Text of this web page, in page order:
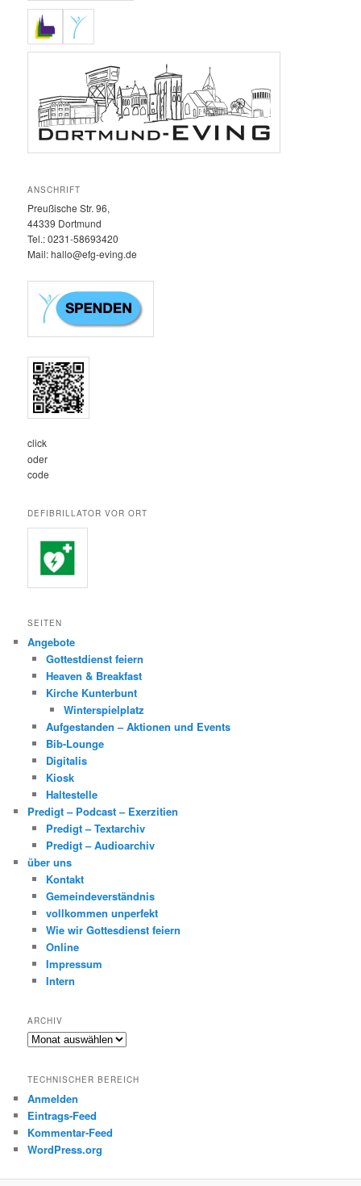
ANSCHRIFT
Preußische Str. 96,
44339 Dortmund
Tel.: 0231-58693420‬
Mail: hallo@efg-eving.de
click
oder
code
DEFIBRILLATOR VOR ORT
SEITEN
Angebote
Gottestdienst feiern
Heaven & Breakfast
Kirche Kunterbunt
Winterspielplatz
Aufgestanden – Aktionen und Events
Bib-Lounge
Digitalis
Kiosk
Haltestelle
Predigt – Podcast – Exerzitien
Predigt – Textarchiv
Predigt – Audioarchiv
über uns
Kontakt
Gemeindeverständnis
vollkommen unperfekt
Wie wir Gottesdienst feiern
Online
Impressum
Intern
ARCHIV
Archiv
TECHNISCHER BEREICH
Anmelden
Eintrags-Feed
Kommentar-Feed
WordPress.org